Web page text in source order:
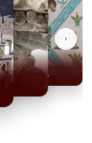
Mexicas
›